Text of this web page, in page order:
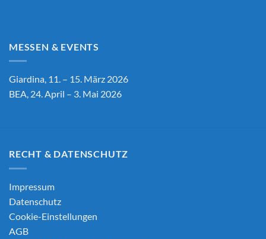
MESSEN & EVENTS
Giardina, 11. – 15. März 2026
BEA, 24. April – 3. Mai 2026
RECHT & DATENSCHUTZ
Impressum
Datenschutz
Cookie-Einstellungen
AGB